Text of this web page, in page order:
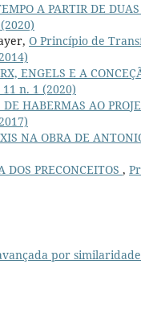
A PARTIR DE DUAS
O Princípio de
ENGELS E A
n. 1 (2020)
DE HABERMAS AO
NA OBRA DE
DOS PRECONCEITOS ,
por similaridade